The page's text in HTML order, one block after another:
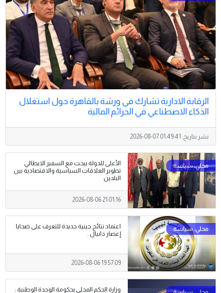
الرقابة الادارية تشارك في ورشة بالقاهرة حول استغلال
الذكاء الاصطناعي في الجرائم المالية
نشر بتاريخ: 2026-08-07 01:49:41
الأعلى للدولة يبحث مع السفير الايطالي
تطوير العلاقات السياسية والاقتصادية بين
البلدين
2026-08-06 21:01:16
اعتماد نتائج جينية جديدة للتعرف على ضحايا
إعصار دانيال .
2026-08-06 19:57:09
وزارة الحكم المحلي بحكومة الوحدة الوطنية :